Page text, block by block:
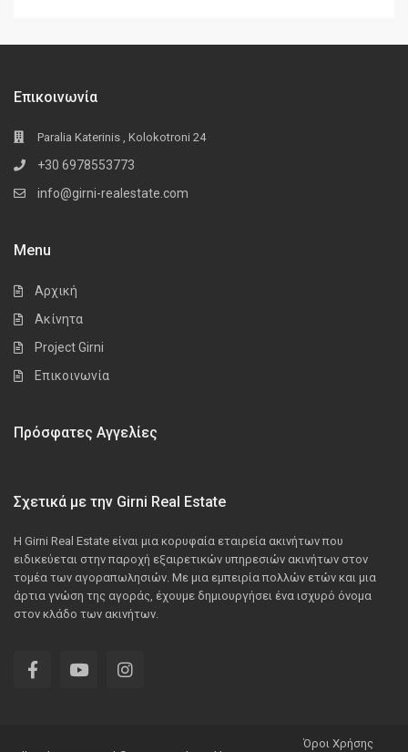
Επικοινωνία
Paralia Katerinis , Kolokotroni 24
+30 6978553773
info@girni-realestate.com
Menu
Αρχική
Ακίνητα
Project Girni
Επικοινωνία
Πρόσφατες Αγγελίες
Σχετικά με την Girni Real Estate
Η Girni Real Estate είναι μια κορυφαία εταιρεία ακινήτων που
ειδικεύεται στην παροχή εξαιρετικών υπηρεσιών ακινήτων στον
τομέα των αγοραπωλησιών. Με μια εμπειρία πολλών ετών και μια
άρτια γνώση της αγοράς, έχουμε δημιουργήσει ένα ισχυρό όνομα
στον κλάδο των ακινήτων.
Όροι Χρήσης